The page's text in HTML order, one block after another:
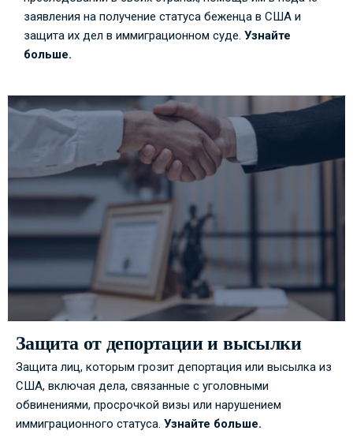
заявления на получение статуса беженца в США и
защита их дел в иммиграционном суде. Узнайте
больше.
Защита от депортации и высылки
Защита лиц, которым грозит депортация или высылка из
США, включая дела, связанные с уголовными
обвинениями, просрочкой визы или нарушением
иммиграционного статуса. Узнайте больше.